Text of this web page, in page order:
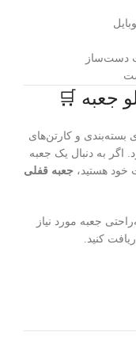
دست‌ساز
بسته‌بندی و کارتن‌های
اگر به دنبال یک جعبه
خود هستید، جعبه قفلی
جعبه مورد نیاز
کنید.